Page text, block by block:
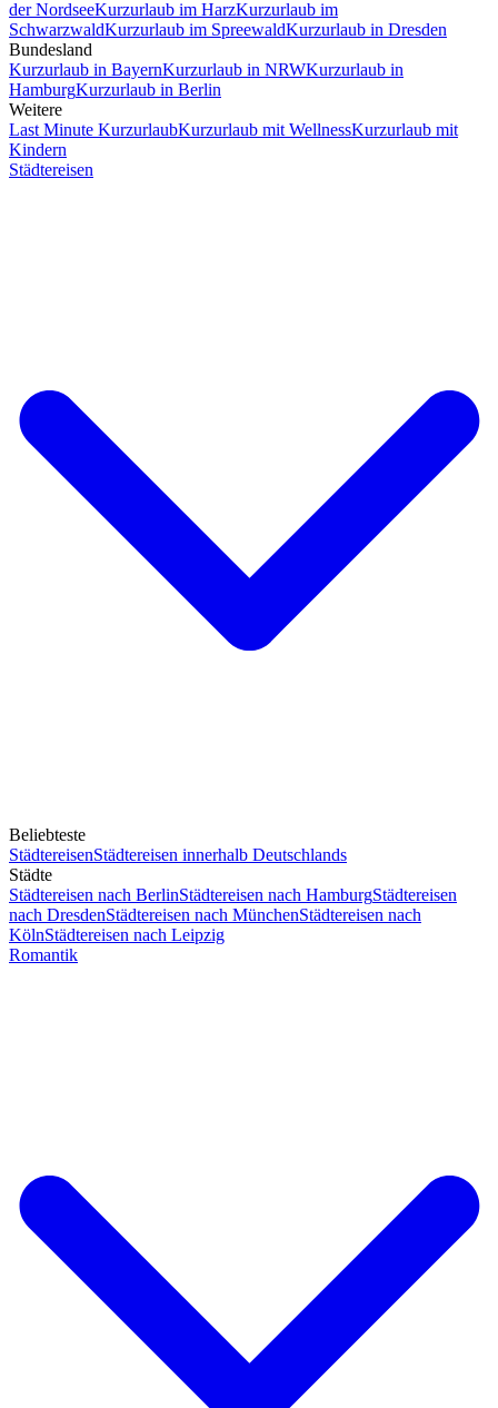
der NordseeKurzurlaub im HarzKurzurlaub im
SchwarzwaldKurzurlaub im SpreewaldKurzurlaub in Dresden
Bundesland
Kurzurlaub in BayernKurzurlaub in NRWKurzurlaub in
HamburgKurzurlaub in Berlin
Weitere
Last Minute KurzurlaubKurzurlaub mit WellnessKurzurlaub mit
Kindern
Städtereisen
Beliebteste
StädtereisenStädtereisen innerhalb Deutschlands
Städte
Städtereisen nach BerlinStädtereisen nach HamburgStädtereisen
nach DresdenStädtereisen nach MünchenStädtereisen nach
KölnStädtereisen nach Leipzig
Romantik